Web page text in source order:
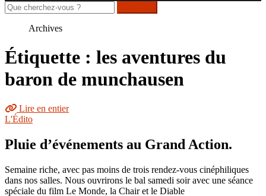
Rechercher
sur
Archives
Étiquette : les aventures du
baron de munchausen
Lire en entier
L'Édito
Pluie d’événements au Grand Action.
Semaine riche, avec pas moins de trois rendez-vous cinéphiliques
dans nos salles. Nous ouvrirons le bal samedi soir avec une séance
spéciale du film Le Monde, la Chair et le Diable